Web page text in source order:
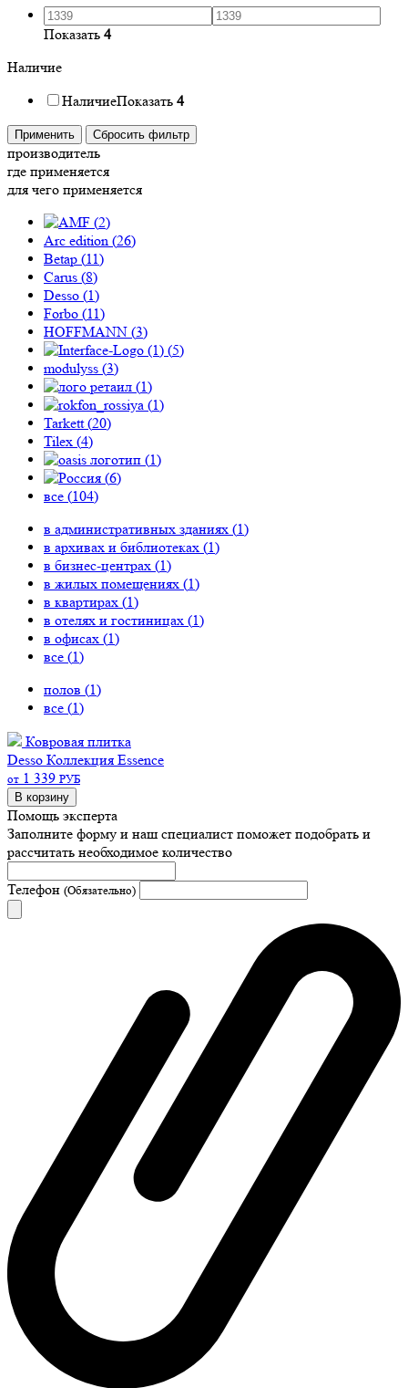
Показать 4
Наличие
НаличиеПоказать 4
Применить Сбросить фильтр
производитель
где применяется
для чего применяется
(2)
Arc edition (26)
Betap (11)
Carus (8)
Desso (1)
Forbo (11)
HOFFMANN (3)
(5)
modulyss (3)
(1)
(1)
Tarkett (20)
Tilex (4)
(1)
(6)
все (104)
в административных зданиях (1)
в архивах и библиотеках (1)
в бизнес-центрах (1)
в жилых помещениях (1)
в квартирах (1)
в отелях и гостиницах (1)
в офисах (1)
все (1)
полов (1)
все (1)
Ковровая плитка
Desso Коллекция Essence
от 1 339 РУБ
В корзину
Помощь эксперта
Заполните форму и наш специалист поможет подобрать и
рассчитать необходимое количество
Телефон (Обязательно)